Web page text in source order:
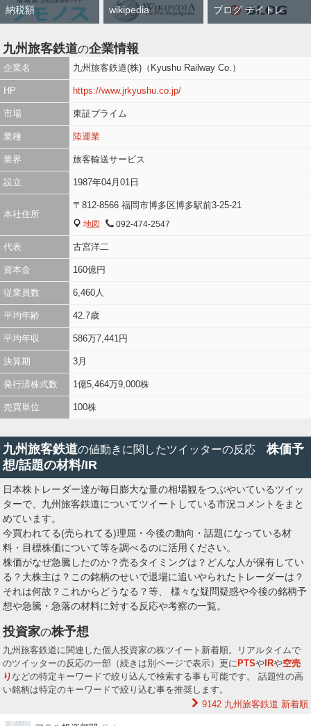
納税額 wikipedia ブログ デイトレ
九州旅客鉄道の企業情報
企業名 九州旅客鉄道(株)（Kyushu Railway Co.）
HP https://www.jrkyushu.co.jp/
市場 東証プライム
業種 陸運業
業界 旅客輸送サービス
設立 1987年04月01日
本社住所
〒812-8566 福岡市博多区博多駅前3-25-21
MAP
地図 TEL
092-474-2547
代表 古宮洋二
資本金 160億円
従業員数 6,460人
平均年齢 42.7歳
平均年収 586万7,441円
決算期 3月
発行済株式数 1億5,464万9,000株
売買単位 100株
九州旅客鉄道の値動きに関したツイッターの反応 株価予
想/話題の材料/IR
日本株トレーダー達が毎日膨大な量の相場観をつぶやいているツイッ
ターで、九州旅客鉄道についてツイートしている市況コメントをまと
めています。
今買われてる(売られてる)理屈・今後の動向・話題になっている材
料・目標株価について等を調べるのに活用ください。
株価がなぜ急騰したのか？売るタイミングは？どんな人が保有してい
る？大株主は？この銘柄のせいで退場に追いやられたトレーダーは？
それは何故？これからどうなる？等、 様々な疑問疑惑や今後の銘柄予
想や急騰・急落の材料に対する反応や考察の一覧。
投資家の株予想
九州旅客鉄道に関連した個人投資家の株ツイート新着順。リアルタイムで
のツイッターの反応の一部（続きは別ページで表示）更に PTSや IRや空売
り などの特定キーワードで絞り込んで検索する事も可能です。 話題性の高
い銘柄は特定のキーワードで絞り込む事を推奨します。
9142 九州旅客鉄道 新着順